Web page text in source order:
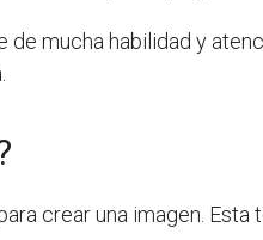
mucha habilidad y
crear una imagen. Esta